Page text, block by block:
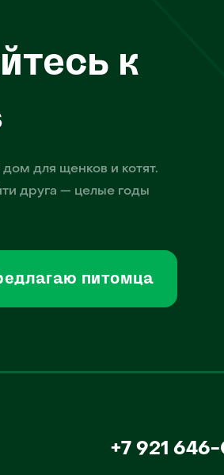
к
для щенков и котят.
друга — целые годы
питомца
+7 921